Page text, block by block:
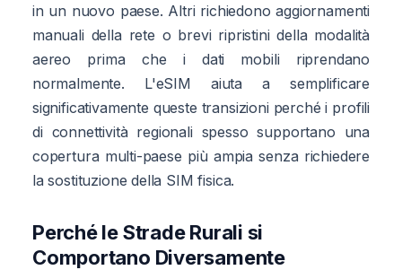
in un nuovo paese. Altri richiedono aggiornamenti
manuali della rete o brevi ripristini della modalità
aereo prima che i dati mobili riprendano
normalmente. L'eSIM aiuta a semplificare
significativamente queste transizioni perché i profili
di connettività regionali spesso supportano una
copertura multi-paese più ampia senza richiedere
la sostituzione della SIM fisica.
Perché le Strade Rurali si
Comportano Diversamente